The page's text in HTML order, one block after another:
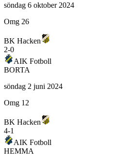
söndag 6 oktober 2024
Omg 26
BK Hacken
2-0
AIK Fotboll
BORTA
söndag 2 juni 2024
Omg 12
BK Hacken
4-1
AIK Fotboll
HEMMA